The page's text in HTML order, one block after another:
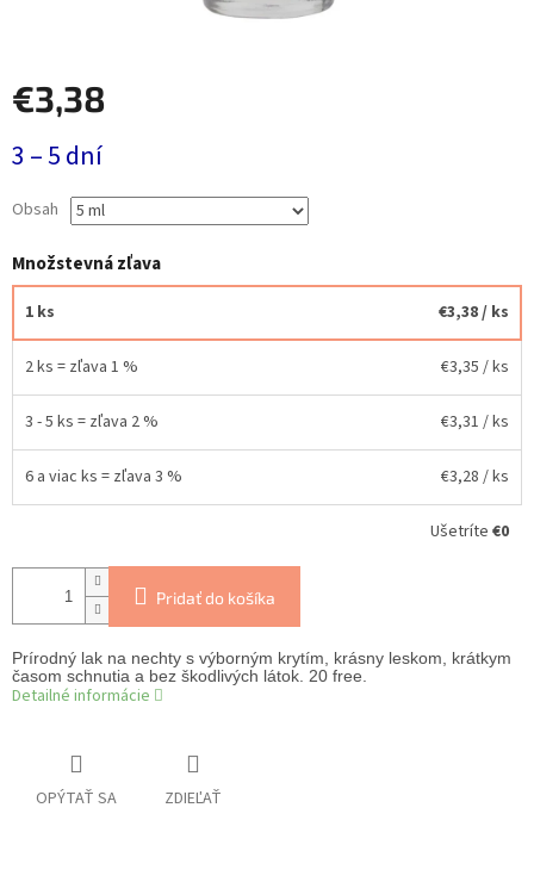
€3,38
cena:
3 – 5 dní
Obsah
Množstevná zľava
1 ks €3,38/ ks
2 ks = zľava 1 % €3,35 / ks
3 - 5 ks = zľava 2 % €3,31 / ks
6 a viac ks = zľava 3 % €3,28 / ks
Ušetríte €0
Pridať do košíka
Prírodný lak na nechty s výborným krytím, krásny leskom, krátkym
časom schnutia a bez škodlivých látok. 20 free.
Detailné informácie
OPÝTAŤ SA ZDIEĽAŤ